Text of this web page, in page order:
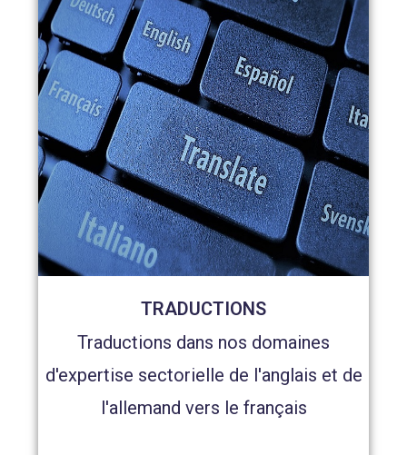
TRADUCTIONS
Traductions dans nos domaines
d'expertise sectorielle de l'anglais et de
l'allemand vers le français